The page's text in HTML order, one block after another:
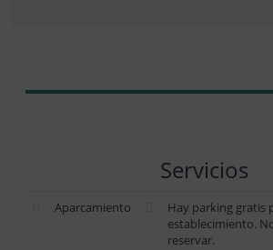
Servicios
Aparcamiento
Hay parking gratis
establecimiento.
reservar.